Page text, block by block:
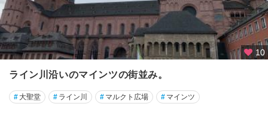
ネ
ル
ト
リ
ン
ン
10
ライン川沿いのマインツの街並み。
# 大聖堂 # ライン川 # マルクト広場 # マインツ